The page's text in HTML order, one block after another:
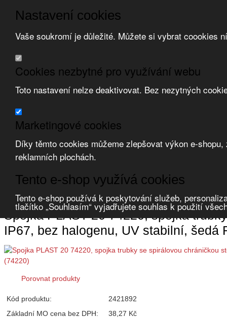
Nastavení cookies
Vaše soukromí je důležité. Můžete si vybrat coookies
Cookies nezbytné pro využívání webu
Toto nastavení nelze deaktivovat. Bez nezytných
Marketingové cookies
Díky těmto cookies můžeme zlepšovat výkon e-
reklamních plochách.
Tento e-shop využívá cookies
Tento e-shop používá k poskytování služeb,
tlačítko „Souhlasím“ vyjadřujete souhlas k použití
Přeskočit na hlavní obsah Přeskočit na doplňující obsah
Obchodní podmínky
Registrace
Zvolte měnu:
Přihlásit uživatele
Úvod Uložení vedení, krabice trubky tuhé příslušenství
Spojka PLAST 20 74220, spojka
IP67, bez halogenu, UV stabilní, šedá
Porovnat produkty
Kód produktu:
2421892
Základní MO cena bez DPH:
38,27 Kč